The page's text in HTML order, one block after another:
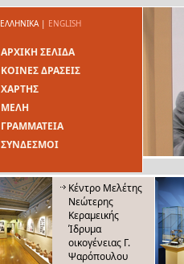
ΕΛΛΗΝΙΚΑ| ENGLISH
ΑΡΧΙΚΗ ΣΕΛΙΔΑ
ΚΟΙΝΕΣ ΔΡΑΣΕΙΣ
ΧΑΡΤΗΣ
ΜΕΛΗ
ΓΡΑΜΜΑΤΕΙΑ
ΣΥΝΔΕΣΜΟΙ
Κέντρο Μελέτης
Νεώτερης
Κεραμεικής
Ίδρυμα
οικογένειας Γ.
Ψαρόπουλου